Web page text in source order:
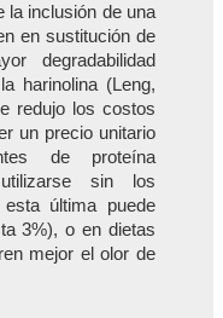
la inclusión de una
en sustitución de
degradabilidad
harinolina (Leng,
redujo los costos
un precio unitario
de proteína
sin los
última puede
3%), o en dietas
mejor el olor de